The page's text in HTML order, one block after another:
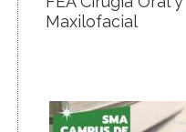
Maxilofacial